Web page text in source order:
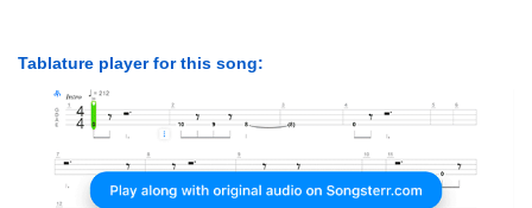
Tablature player for this song: